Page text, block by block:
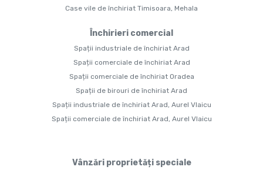
Case vile de închiriat Timisoara, Mehala
Închirieri comercial
Spații industriale de închiriat Arad
Spații comerciale de închiriat Arad
Spații comerciale de închiriat Oradea
Spații de birouri de închiriat Arad
Spații industriale de închiriat Arad, Aurel Vlaicu
Spații comerciale de închiriat Arad, Aurel Vlaicu
Vânzări proprietăți speciale